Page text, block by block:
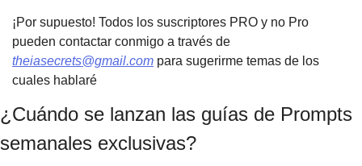
¡Por supuesto! Todos los suscriptores PRO y no Pro
pueden contactar conmigo a través de
theiasecrets@gmail.com para sugerirme temas de los
cuales hablaré
¿Cuándo se lanzan las guías de Prompts
semanales exclusivas?